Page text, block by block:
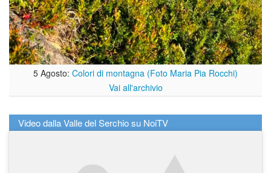
5 Agosto: Colori di montagna (Foto Maria Pia Rocchi)
Vai all'archivio
Video dalla Valle del Serchio su NoiTV